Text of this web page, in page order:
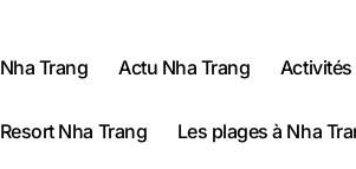
Nha Trang Actu Nha Trang Activités
Resort Nha Trang Les plages à Nha